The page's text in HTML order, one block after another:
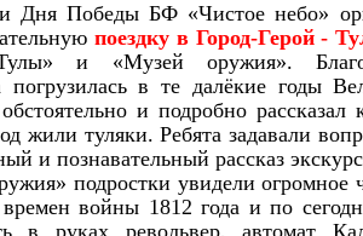
Победы БФ «Чистое небо»
поездку в Город-Герой -
и «Музей оружия».
погрузилась в те далёкие годы
и подробно рассказал
жили туляки. Ребята задавали
и познавательный рассказ
увидели огромное
войны 1812 года и по
в руках револьвер, автомат